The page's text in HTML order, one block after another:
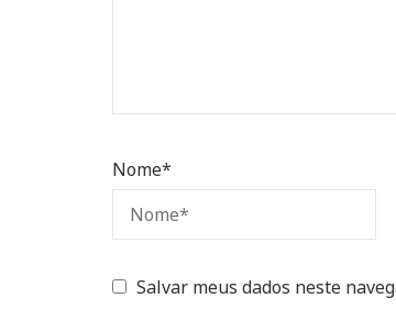
Nome*
Salvar meus dados neste